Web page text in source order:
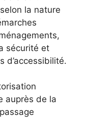
la nature
sécurité et
d’accessibilité.
auprès de la